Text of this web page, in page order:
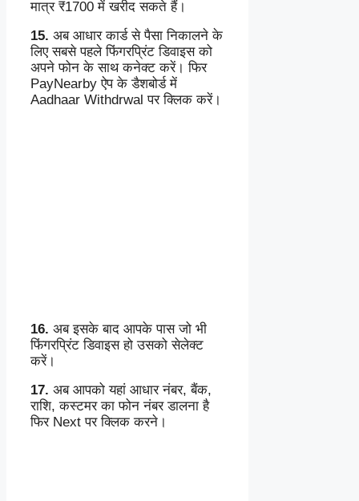
मात्र ₹1700 में खरीद सकते हैं।
15. अब आधार कार्ड से पैसा निकालने के
लिए सबसे पहले फिंगरप्रिंट डिवाइस को
अपने फोन के साथ कनेक्ट करें। फिर
PayNearby ऐप के डैशबोर्ड में
Aadhaar Withdrwal पर क्लिक करें।
16. अब इसके बाद आपके पास जो भी
फिंगरप्रिंट डिवाइस हो उसको सेलेक्ट
करें।
17. अब आपको यहां आधार नंबर, बैंक,
राशि, कस्टमर का फोन नंबर डालना है
फिर Next पर क्लिक करने।